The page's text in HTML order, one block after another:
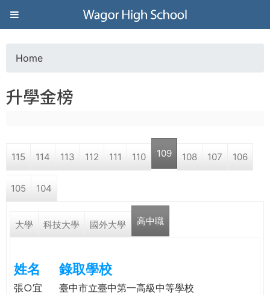
Jump to navigation
葳
格
高
學
o
a
r
e
e
Home
升學金榜
115 114 113 112 111 110 109 108 107 106
105 104
大學 科技大學 國外大學 高中職
姓名 錄取學校
張○宜
臺中市立臺中第一高級中等學校